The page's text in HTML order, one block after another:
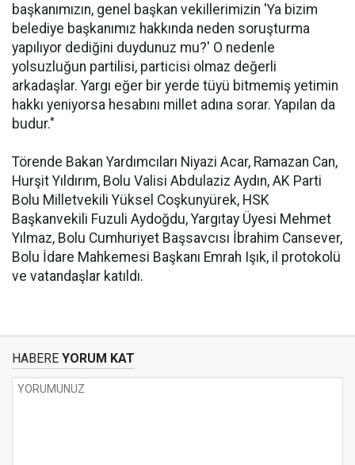
başkanımızın, genel başkan vekillerimizin 'Ya bizim
belediye başkanımız hakkında neden soruşturma
yapılıyor dediğini duydunuz mu?' O nedenle
yolsuzluğun partilisi, particisi olmaz değerli
arkadaşlar. Yargı eğer bir yerde tüyü bitmemiş yetimin
hakkı yeniyorsa hesabını millet adına sorar. Yapılan da
budur."
Törende Bakan Yardımcıları Niyazi Acar, Ramazan Can,
Hurşit Yıldırım, Bolu Valisi Abdulaziz Aydın, AK Parti
Bolu Milletvekili Yüksel Coşkunyürek, HSK
Başkanvekili Fuzuli Aydoğdu, Yargıtay Üyesi Mehmet
Yılmaz, Bolu Cumhuriyet Başsavcısı İbrahim Cansever,
Bolu İdare Mahkemesi Başkanı Emrah Işık, il protokolü
ve vatandaşlar katıldı.
HABERE YORUM KAT